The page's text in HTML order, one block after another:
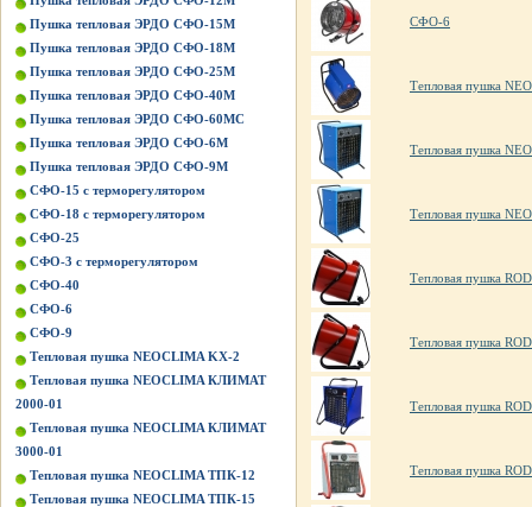
Пушка тепловая ЭРДО СФО-15М
Пушка тепловая ЭРДО СФО-18М
Пушка тепловая ЭРДО СФО-25М
Пушка тепловая ЭРДО СФО-40М
Пушка тепловая ЭРДО СФО-60МС
Пушка тепловая ЭРДО СФО-6М
Пушка тепловая ЭРДО СФО-9М
СФО-15 с терморегулятором
СФО-18 с терморегулятором
СФО-25
СФО-3 с терморегулятором
СФО-40
СФО-6
СФО-9
Тепловая пушка NEOCLIMA KХ-2
Тепловая пушка NEOCLIMA КЛИМАТ
2000-01
Тепловая пушка NEOCLIMA КЛИМАТ
3000-01
Тепловая пушка NEOCLIMA ТПК-12
Тепловая пушка NEOCLIMA ТПК-15
СФО-6
Тепловая пушка
Тепловая пушка
Тепловая пушка
Тепловая пушка
Тепловая пушка
Тепловая пушка
Тепловая пушка